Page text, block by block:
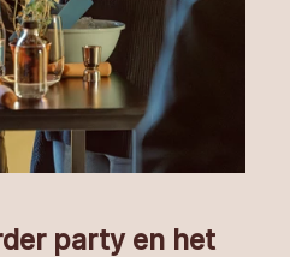
party en het